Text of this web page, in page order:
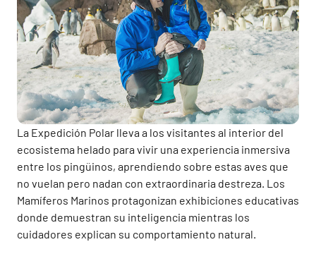
La Expedición Polar lleva a los visitantes al interior del
ecosistema helado para vivir una experiencia inmersiva
entre los pingüinos, aprendiendo sobre estas aves que
no vuelan pero nadan con extraordinaria destreza. Los
Mamíferos Marinos protagonizan exhibiciones educativas
donde demuestran su inteligencia mientras los
cuidadores explican su comportamiento natural.